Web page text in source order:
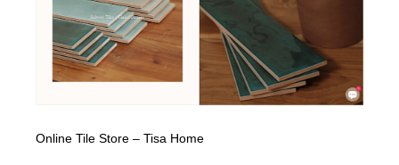
Online Tile Store – Tisa Home